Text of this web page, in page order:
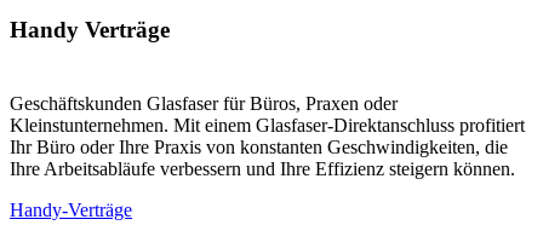
Handy Verträge
Geschäftskunden Glasfaser für Büros, Praxen oder
Kleinstunternehmen. Mit einem Glasfaser-Direktanschluss profitiert
Ihr Büro oder Ihre Praxis von konstanten Geschwindigkeiten, die
Ihre Arbeitsabläufe verbessern und Ihre Effizienz steigern können.
Handy-Verträge